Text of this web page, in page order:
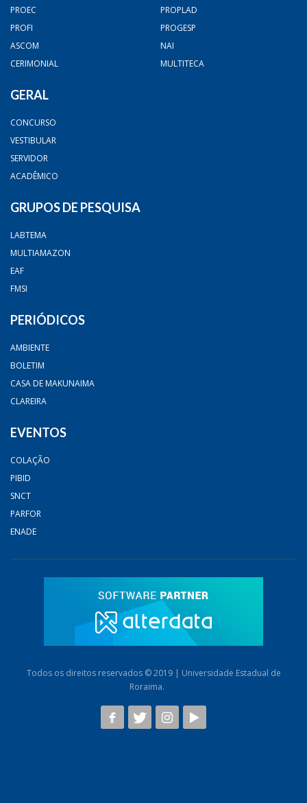
PROEC
PROPLAD
PROFI
PROGESP
ASCOM
NAI
CERIMONIAL
MULTITECA
GERAL
CONCURSO
VESTIBULAR
SERVIDOR
ACADÊMICO
GRUPOS DE PESQUISA
LABTEMA
MULTIAMAZON
EAF
FMSI
PERIÓDICOS
AMBIENTE
BOLETIM
CASA DE MAKUNAIMA
CLAREIRA
EVENTOS
COLAÇÃO
PIBID
SNCT
PARFOR
ENADE
Todos os direitos reservados © 2019 | Universidade Estadual de
Roraima.